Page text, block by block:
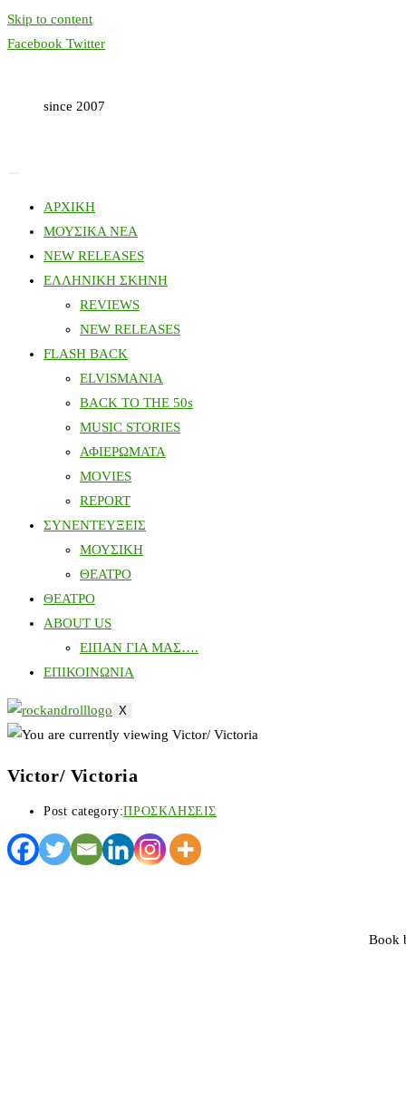
Skip to content
Facebook Twitter
since 2007
ΑΡΧΙΚΗ
ΜΟΥΣΙΚΑ ΝΕΑ
NEW RELEASES
ΕΛΛΗΝΙΚΗ ΣΚΗΝΗ
REVIEWS
NEW RELEASES
FLASH BACK
ELVISMANIA
BACK TO THE 50s
MUSIC STORIES
ΑΦΙΕΡΩΜΑΤΑ
MOVIES
REPORT
ΣΥΝΕΝΤΕΥΞΕΙΣ
ΜΟΥΣΙΚΗ
ΘΕΑΤΡΟ
ΘΕΑΤΡΟ
ABOUT US
ΕΙΠΑΝ ΓΙΑ ΜΑΣ….
ΕΠΙΚΟΙΝΩΝΙΑ
X
Victor/ Victoria
Post category:ΠΡΟΣΚΛΗΣΕΙΣ
Book